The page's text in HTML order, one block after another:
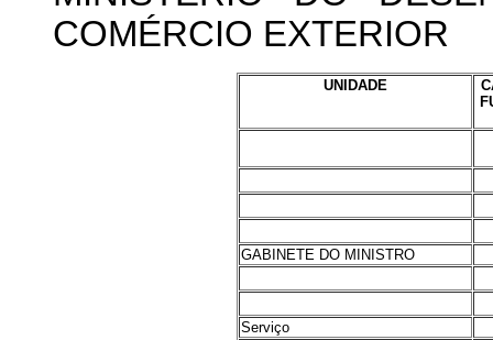
COMÉRCIO EXTERIOR
UNIDADE
GABINETE DO MINISTRO
Serviço